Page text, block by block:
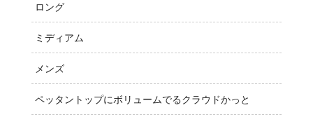
ロング
ミディアム
メンズ
ペッタントップにボリュームでるクラウドかっと